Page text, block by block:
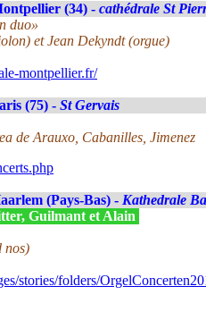
(34) - cathédrale St
duo»
et Jean Dekyndt (orgue)
montpellier.fr/
(75) - St Gervais
de Arauxo, Cabanilles, Jimenez
(Pays-Bas) - Kathedrale
Guilmant et Alain
nos)
stories/folders/